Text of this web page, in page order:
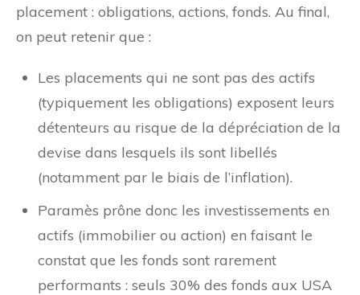
placement : obligations, actions, fonds. Au final,
on peut retenir que :
Les placements qui ne sont pas des actifs
(typiquement les obligations) exposent leurs
détenteurs au risque de la dépréciation de la
devise dans lesquels ils sont libellés
(notamment par le biais de l’inflation).
Paramès prône donc les investissements en
actifs (immobilier ou action) en faisant le
constat que les fonds sont rarement
performants : seuls 30% des fonds aux USA